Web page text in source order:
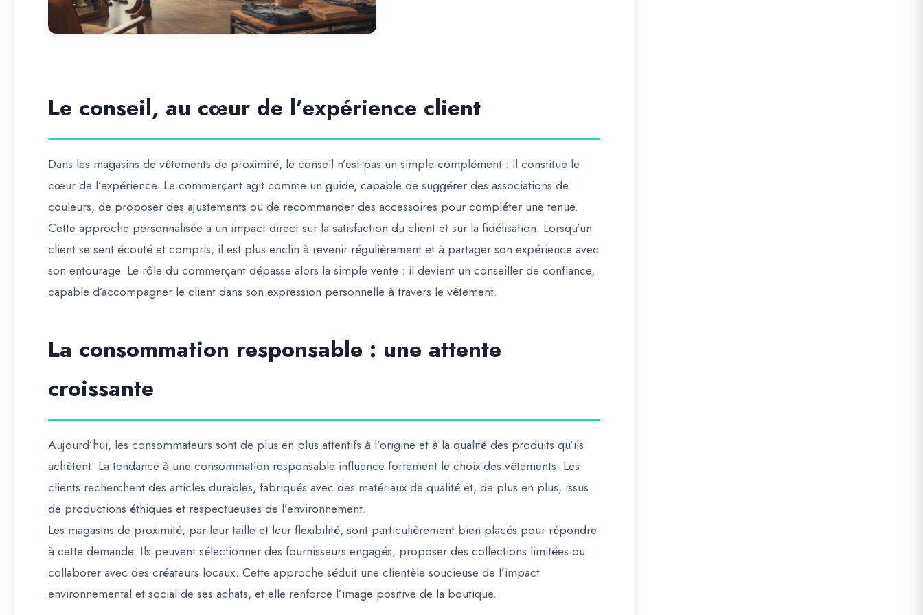
Le conseil, au cœur de l’expérience client
Dans les magasins de vêtements de proximité, le conseil n’est pas un simple complément : il constitue le
cœur de l’expérience. Le commerçant agit comme un guide, capable de suggérer des associations de
couleurs, de proposer des ajustements ou de recommander des accessoires pour compléter une tenue.
Cette approche personnalisée a un impact direct sur la satisfaction du client et sur la fidélisation. Lorsqu’un
client se sent écouté et compris, il est plus enclin à revenir régulièrement et à partager son expérience avec
son entourage. Le rôle du commerçant dépasse alors la simple vente : il devient un conseiller de confiance,
capable d’accompagner le client dans son expression personnelle à travers le vêtement.
La consommation responsable : une attente
croissante
Aujourd’hui, les consommateurs sont de plus en plus attentifs à l’origine et à la qualité des produits qu’ils
achètent. La tendance à une consommation responsable influence fortement le choix des vêtements. Les
clients recherchent des articles durables, fabriqués avec des matériaux de qualité et, de plus en plus, issus
de productions éthiques et respectueuses de l’environnement.
Les magasins de proximité, par leur taille et leur flexibilité, sont particulièrement bien placés pour répondre
à cette demande. Ils peuvent sélectionner des fournisseurs engagés, proposer des collections limitées ou
collaborer avec des créateurs locaux. Cette approche séduit une clientèle soucieuse de l’impact
environnemental et social de ses achats, et elle renforce l’image positive de la boutique.